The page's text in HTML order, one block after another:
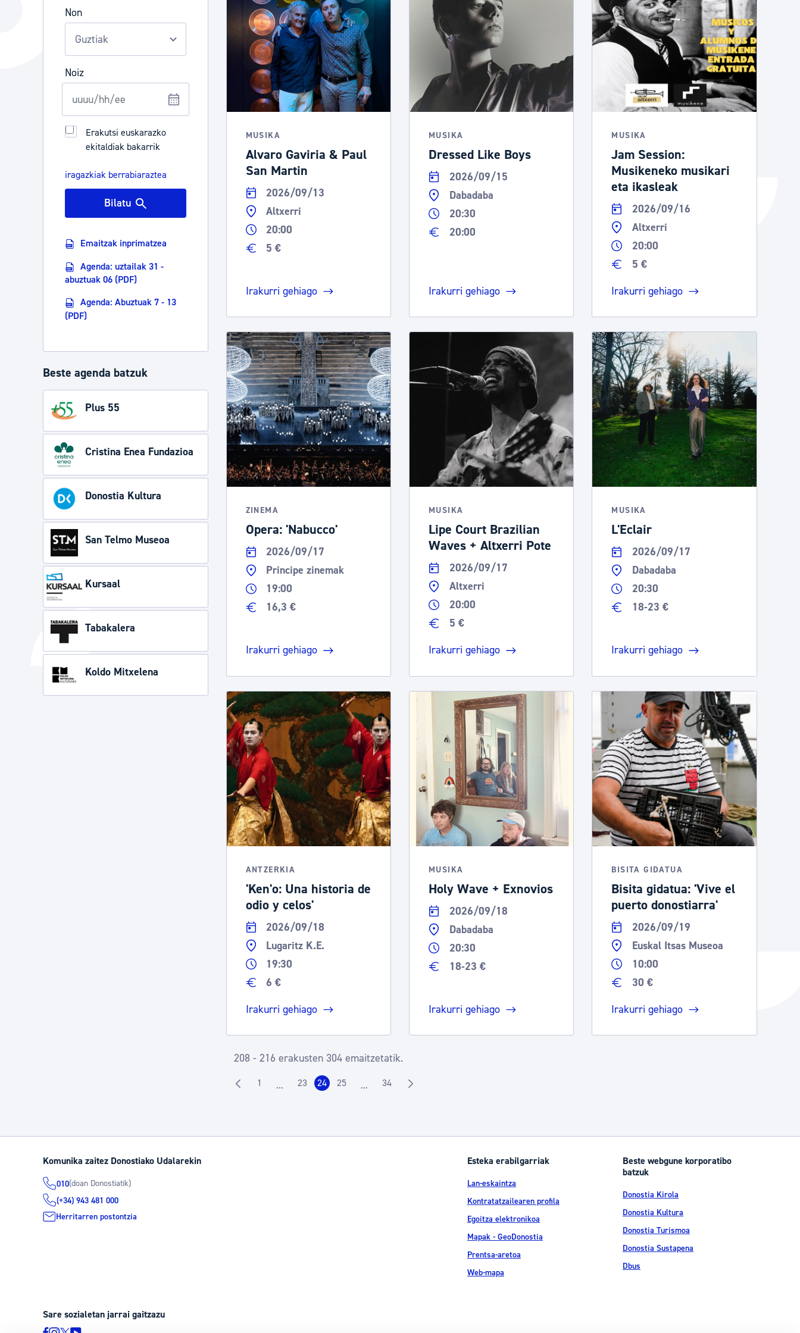
Hiria orain
Hiria ezagutu
Etorkizuneko hiria
Aktualitatea
Albisteak
Abisuak
Kultur agenda
Udal administrazioa
Iragarki ofizialen taula
Egutegi fiskala
Gardentasun ataria
Izapideen katalogoa
Tramitaziorako laguntza
Non
Noiz
Erakutsi euskarazko
ekitaldiak bakarrik
iragazkiak berrabiaraztea
Bilatu
Emaitzak inprimatzea
Agenda: uztailak 31 -
abuztuak 06 (PDF)
Agenda: Abuztuak 7 - 13
(PDF)
Beste agenda batzuk
Plus 55
Cristina Enea Fundazioa
Donostia Kultura
San Telmo Museoa
Kursaal
Tabakalera
Koldo Mitxelena
MUSIKA
Alvaro Gaviria & Paul
San Martin
2026/09/13
Altxerri
20:00
5 €
Irakurri gehiago
MUSIKA
Dressed Like Boys
2026/09/15
Dabadaba
20:30
20:00
Irakurri gehiago
MUSIKA
Jam Session:
Musikeneko musikari
eta ikasleak
2026/09/16
Altxerri
20:00
5 €
Irakurri gehiago
ZINEMA
Opera: 'Nabucco'
2026/09/17
Principe zinemak
19:00
16,3 €
Irakurri gehiago
MUSIKA
Lipe Court Brazilian
Waves + Altxerri Pote
2026/09/17
Altxerri
20:00
5 €
Irakurri gehiago
MUSIKA
L'Eclair
2026/09/17
Dabadaba
20:30
18-23 €
Irakurri gehiago
ANTZERKIA
'Ken'o: Una historia de
odio y celos'
2026/09/18
Lugaritz K.E.
19:30
6 €
Irakurri gehiago
MUSIKA
Holy Wave + Exnovios
2026/09/18
Dabadaba
20:30
18-23 €
Irakurri gehiago
BISITA GIDATUA
Bisita gidatua: 'Vive el
puerto donostiarra'
2026/09/19
Euskal Itsas Museoa
10:00
30 €
Irakurri gehiago
208 - 216 erakusten 304 emaitzetatik.
Orrialdea
1 ...Intermediate Pages Use TAB to navigate.
Orrialdea
23 Orrialdea
24 Orrialdea
25 ...Intermediate Pages Use TAB to navigate.
Orrialdea
34
Komunika zaitez Donostiako Udalarekin
010(doan Donostiatik)
(+34) 943 481 000
Herritarren postontzia
Esteka erabilgarriak
Lan-eskaintza
Kontratatzailearen profila
Egoitza elektronikoa
Mapak - GeoDonostia
Prentsa-aretoa
Web-mapa
Beste webgune korporatibo
batzuk
Donostia Kirola
Donostia Kultura
Donostia Turismoa
Donostia Sustapena
Dbus
Sare sozialetan jarrai gaitzazu